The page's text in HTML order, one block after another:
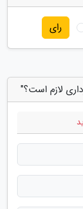
رای
لازم است؟"